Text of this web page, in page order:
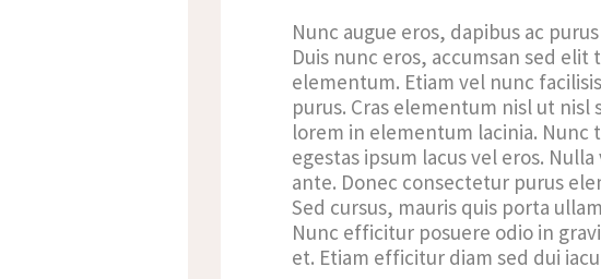
Nunc augue eros, dapibus ac
Duis nunc eros, accumsan sed
elementum. Etiam vel nunc
purus. Cras elementum nisl ut
lorem in elementum lacinia. Nunc
egestas ipsum lacus vel eros.
ante. Donec consectetur purus
Sed cursus, mauris quis porta
Nunc efficitur posuere odio in
et. Etiam efficitur diam sed dui